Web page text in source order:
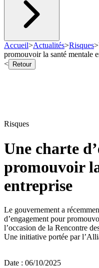
Accueil>Actualités>Risques>
promouvoir la santé mentale
<
Retour
Risques
Une charte
promouvoir
entreprise
Le gouvernement a
d’engagement pour
l’occasion de la Rencontre
Une initiative portée par
Date : 06/10/2025